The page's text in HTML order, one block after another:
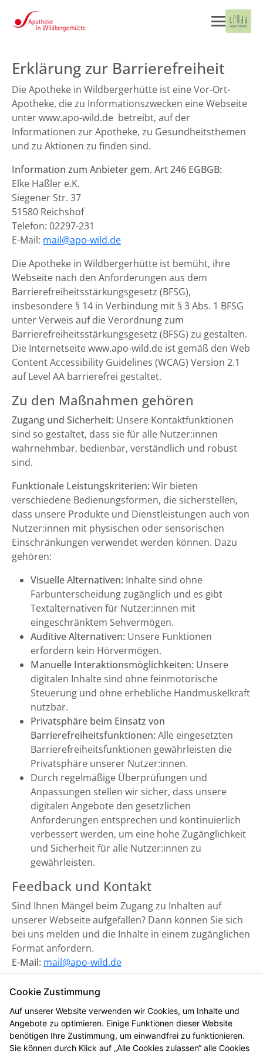
Erklärung zur Barrierefreiheit
Die Apotheke in Wildbergerhütte ist eine Vor-Ort-
Apotheke, die zu Informationszwecken eine Webseite
unter www.apo-wild.de betreibt, auf der
Informationen zur Apotheke, zu Gesundheitsthemen
und zu Aktionen zu finden sind.
Information zum Anbieter gem. Art 246 EGBGB:
Elke Haßler e.K.
Siegener Str. 37
51580 Reichshof
Telefon: 02297-231
E-Mail: mail@apo-wild.de
Die Apotheke in Wildbergerhütte ist bemüht, ihre
Webseite nach den Anforderungen aus dem
Barrierefreiheitsstärkungsgesetz (BFSG),
insbesondere § 14 in Verbindung mit § 3 Abs. 1 BFSG
unter Verweis auf die Verordnung zum
Barrierefreiheitsstärkungsgesetz (BFSG) zu gestalten.
Die Internetseite www.apo-wild.de ist gemäß den Web
Content Accessibility Guidelines (WCAG) Version 2.1
auf Level AA barrierefrei gestaltet.
Zu den Maßnahmen gehören
Zugang und Sicherheit: Unsere Kontaktfunktionen
sind so gestaltet, dass sie für alle Nutzer:innen
wahrnehmbar, bedienbar, verständlich und robust
sind.
Funktionale Leistungskriterien: Wir bieten
verschiedene Bedienungsformen, die sicherstellen,
dass unsere Produkte und Dienstleistungen auch von
Nutzer:innen mit physischen oder sensorischen
Einschränkungen verwendet werden können. Dazu
gehören:
Visuelle Alternativen: Inhalte sind ohne
Farbunterscheidung zugänglich und es gibt
Textalternativen für Nutzer:innen mit
eingeschränktem Sehvermögen.
Auditive Alternativen: Unsere Funktionen
erfordern kein Hörvermögen.
Manuelle Interaktionsmöglichkeiten: Unsere
digitalen Inhalte sind ohne feinmotorische
Steuerung und ohne erhebliche Handmuskelkraft
nutzbar.
Privatsphäre beim Einsatz von
Barrierefreiheitsfunktionen: Alle eingesetzten
Barrierefreiheitsfunktionen gewährleisten die
Privatsphäre unserer Nutzer:innen.
Durch regelmäßige Überprüfungen und
Anpassungen stellen wir sicher, dass unsere
digitalen Angebote den gesetzlichen
Anforderungen entsprechen und kontinuierlich
verbessert werden, um eine hohe Zugänglichkeit
und Sicherheit für alle Nutzer:innen zu
gewährleisten.
Feedback und Kontakt
Sind Ihnen Mängel beim Zugang zu Inhalten auf
unserer Webseite aufgefallen? Dann können Sie sich
bei uns melden und die Inhalte in einem zugänglichen
Format anfordern.
E-Mail: mail@apo-wild.de
Zuständige Marktüberwachungsbehörde:
Marktüberwachungsstelle der Länder für die
Barrierefreiheit von Produkten und Dienstleistungen
(MLBF) in Magdeburg, Sachsen-Anhalt.
Cookie Zustimmung
Auf unserer Website verwenden wir Cookies, um Inhalte und
Angebote zu optimieren. Einige Funktionen dieser Website
benötigen Ihre Zustimmung, um einwandfrei zu funktionieren.
Sie können durch Klick auf „Alle Cookies zulassen“ alle Cookies